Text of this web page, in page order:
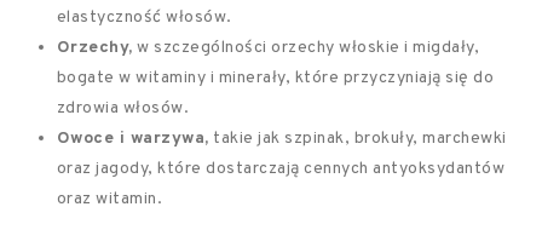
elastyczność włosów.
Orzechy, w szczególności orzechy włoskie i migdały,
bogate w witaminy i minerały, które przyczyniają się do
zdrowia włosów.
Owoce i warzywa, takie jak szpinak, brokuły, marchewki
oraz jagody, które dostarczają cennych antyoksydantów
oraz witamin.